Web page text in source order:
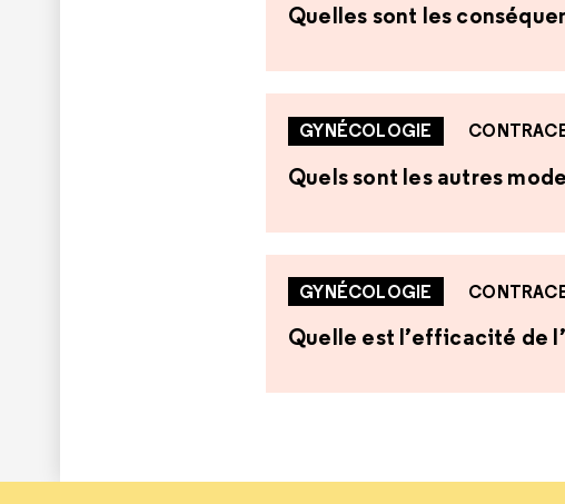
Quelles sont les
GYNÉCOLOGIE
Quels sont les autres
GYNÉCOLOGIE
Quelle est l’efficacité de